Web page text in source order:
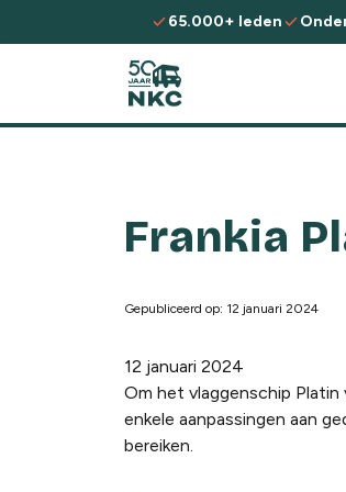
Spring naar de inhoud
check65.000+ ledencheck
Frankia
Gepubliceerd op: 12 januari 2024
12 januari 2024
Om het vlaggenschip
enkele aanpassingen aan
bereiken.